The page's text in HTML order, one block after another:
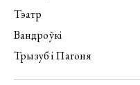
Тэатр
Вандроўкі
Трызуб і Пагоня